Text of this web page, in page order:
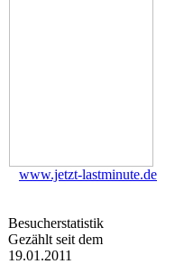
www.jetzt-lastminute.de
Besucherstatistik
Gezählt seit dem
19.01.2011